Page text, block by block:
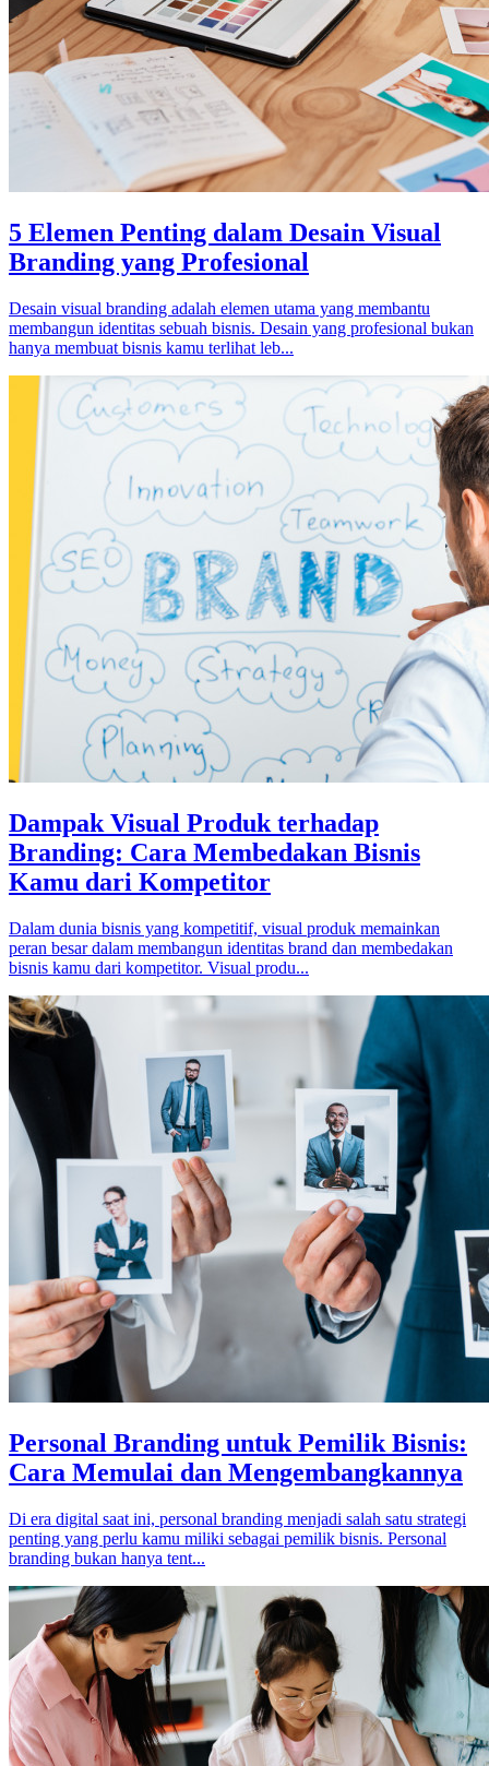
5 Elemen Penting dalam Desain Visual
Branding yang Profesional
Desain visual branding adalah elemen utama yang membantu
membangun identitas sebuah bisnis. Desain yang profesional bukan
hanya membuat bisnis kamu terlihat leb...
Dampak Visual Produk terhadap
Branding: Cara Membedakan Bisnis
Kamu dari Kompetitor
Dalam dunia bisnis yang kompetitif, visual produk memainkan
peran besar dalam membangun identitas brand dan membedakan
bisnis kamu dari kompetitor. Visual produ...
Personal Branding untuk Pemilik Bisnis:
Cara Memulai dan Mengembangkannya
Di era digital saat ini, personal branding menjadi salah satu strategi
penting yang perlu kamu miliki sebagai pemilik bisnis. Personal
branding bukan hanya tent...